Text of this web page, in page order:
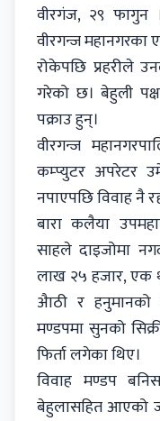
वीरगंज, २९ फागुन
वीरगन्ज महानगरका
रोकेपछि प्रहरीले
गरेको छ। बेहुली
पक्राउ हुन्।
वीरगन्ज
कम्प्युटर अपरेटर
नपाएपछि विवाह नै
बारा कलैया
साहले दाइजोमा
लाख २५ हजार, एक
अैा‌ठी र
मण्डपमा सुनको
फिर्ता लगेका थिए।
विवाह मण्डप
बेहुलासहित आएको